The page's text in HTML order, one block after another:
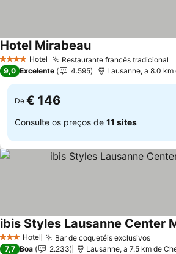
4 EstrelasHotel Restaurante francês tradicional
Hotel Mirabeau
9,0 Excelente 4.595 Lausanne, a 8.0
De € 146
Consulte os preços de 11 sites
3 EstrelasHotel Bar de coquetéis exclusivos
ibis Styles Lausanne Center
7,7 Boa 2.233 Lausanne, a 7.5 km de